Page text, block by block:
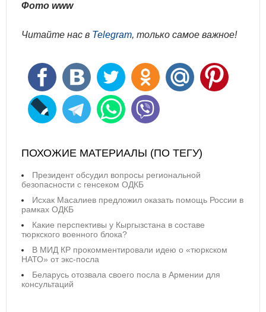
Фото www
Читайте нас в Telegram, только самое важное!
ПОХОЖИЕ МАТЕРИАЛЫ (ПО ТЕГУ)
Президент обсудил вопросы региональной
безопасности с генсеком ОДКБ
Исхак Масалиев предложил оказать помощь России в
рамках ОДКБ
Какие перспективы у Кыргызстана в составе
тюркского военного блока?
В МИД КР прокомментировали идею о «тюркском
НАТО» от экс-посла
Беларусь отозвала своего посла в Армении для
консультаций